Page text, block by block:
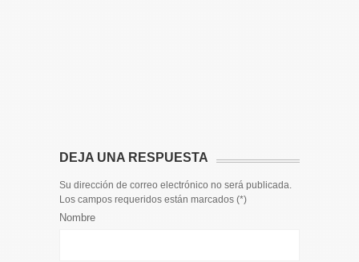
DEJA UNA RESPUESTA
Su dirección de correo electrónico no será publicada.
Los campos requeridos están marcados (*)
Nombre